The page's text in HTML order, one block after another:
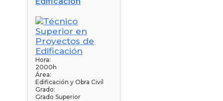
Hora:
2000h
Área:
Edificación y Obra Civil
Grado:
Grado Superior